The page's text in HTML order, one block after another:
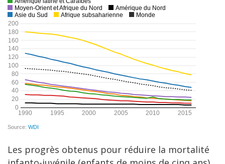
Les progrès obtenus pour réduire la mortalité